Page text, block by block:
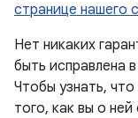
странице нашего
Нет никаких
быть исправлена
Чтобы узнать,
того, как вы о